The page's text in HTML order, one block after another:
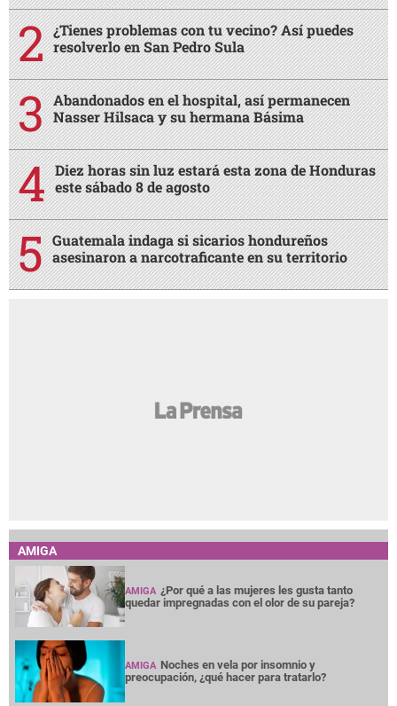
¿Tienes problemas con tu vecino? Así puedes
resolverlo en San Pedro Sula
Abandonados en el hospital, así permanecen
Nasser Hilsaca y su hermana Básima
Diez horas sin luz estará esta zona de Honduras
este sábado 8 de agosto
Guatemala indaga si sicarios hondureños
asesinaron a narcotraficante en su territorio
AMIGA
AMIGA ¿Por qué a las mujeres les gusta tanto
quedar impregnadas con el olor de su pareja?
AMIGA Noches en vela por insomnio y
preocupación, ¿qué hacer para tratarlo?